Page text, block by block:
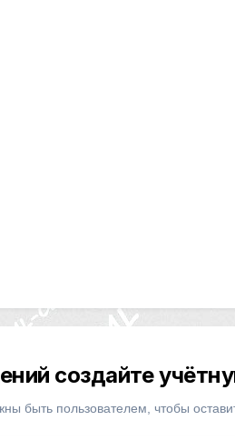
создайте
быть пользователем, чтобы